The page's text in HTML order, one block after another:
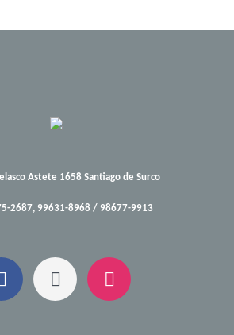
Astete 1658 Santiago de Surco
2687, 99631-8968 / 98677-9913